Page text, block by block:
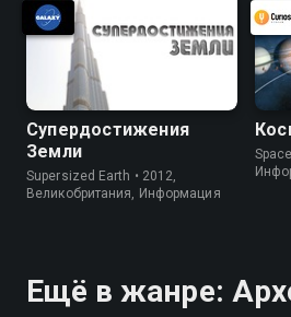
Супердостижения
Земли
Supersized Earth • 2012,
Великобритания, Информация
Ещё в жанре: